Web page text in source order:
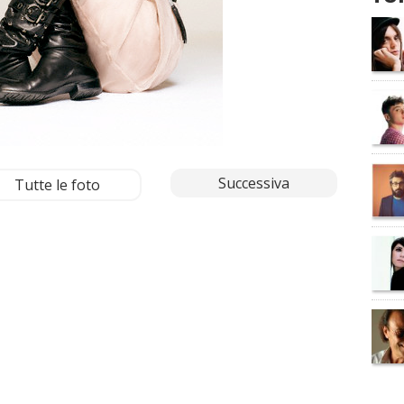
Tutte le foto Successiva